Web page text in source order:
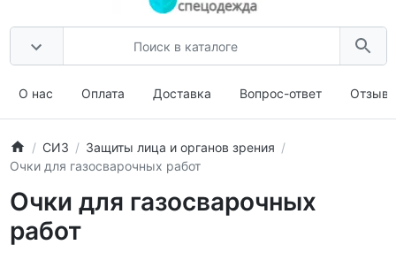
О нас Оплата Доставка Вопрос-ответ
СИЗ
Защиты лица и органов зрения
Очки для газосварочных работ
Очки для газосварочных
работ